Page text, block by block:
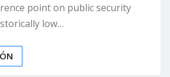
point on public security
low…